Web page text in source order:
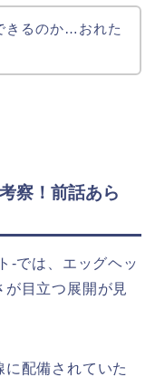
きるのか…おれた
察！前話あら
-では、エッグヘッ
が目立つ展開が見
配備されていた